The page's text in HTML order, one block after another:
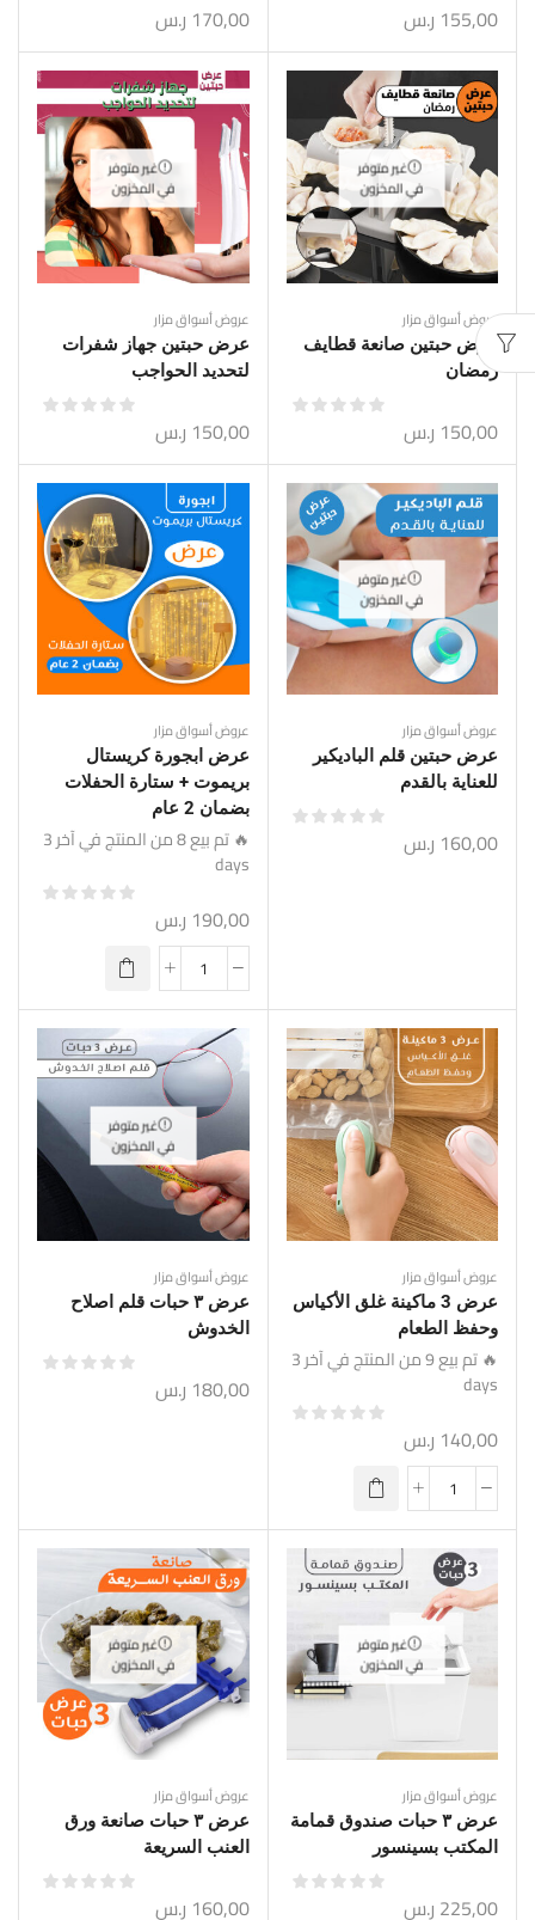
155,00 ر.س 170,00 ر.س
غير متوفر
في المخزون
عروض أسواق مزار
عرض حبتين صانعة قطايف
رمضان
150,00 ر.س
غير متوفر
في المخزون
عروض أسواق مزار
عرض حبتين جهاز شفرات
لتحديد الحواجب
150,00 ر.س
غير متوفر
في المخزون
عروض أسواق مزار
عرض حبتين قلم الباديكير
للعناية بالقدم
160,00 ر.س
عروض أسواق مزار
عرض ابجورة كريستال
بريموت + ستارة الحفلات
بضمان 2 عام
🔥 تم بيع 8 من المنتج في آخر 3
days
190,00 ر.س
عروض أسواق مزار
عرض 3 ماكينة غلق الأكياس
وحفظ الطعام
🔥 تم بيع 9 من المنتج في آخر 3
days
140,00 ر.س
غير متوفر
في المخزون
عروض أسواق مزار
عرض ٣ حبات قلم اصلاح
الخدوش
180,00 ر.س
غير متوفر
في المخزون
عروض أسواق مزار
عرض ٣ حبات صندوق قمامة
المكتب بسينسور
225,00 ر.س
غير متوفر
في المخزون
عروض أسواق مزار
عرض ٣ حبات صانعة ورق
العنب السريعة
160,00 ر.س